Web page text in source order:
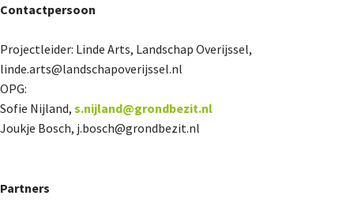
Contactpersoon
Projectleider: Linde Arts, Landschap Overijssel,
linde.arts@landschapoverijssel.nl
OPG:
Sofie Nijland, s.nijland@grondbezit.nl
Joukje Bosch, j.bosch@grondbezit.nl
Partners